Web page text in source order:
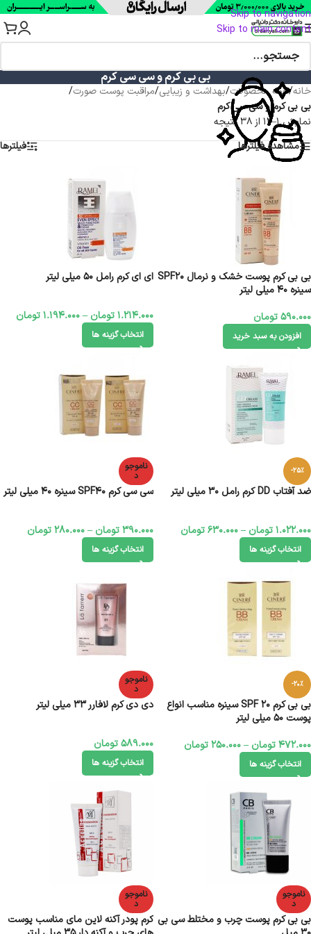
Skip to navigation
Skip to main content
بی بی کرم و سی سی کرم
خانه/همه محصولات/بهداشت و زیبایی/مراقبت پوست صورت/
بی بی کرم و سی سی کرم
نمایش 1–12 از 38 نتیجه
مشاهده فیلترها
فیلترها
بی بی کرم پوست خشک و نرمال SPF20
سینره 40 میلی لیتر
590.000تومان
افزودن به سبد خرید
ای ای کرم رامل 50 میلی لیتر
1.214.000تومان –
1.194.000تومان
انتخاب گزینه ها
-25%
ضد آفتاب DD کرم رامل 30 میلی لیتر
1.022.000تومان –
630.000تومان
انتخاب گزینه ها
ناموجو
د
سی سی کرم SPF۴۰ سینره ۴۰ میلی لیتر
390.000تومان –
280.000تومان
انتخاب گزینه ها
-20%
بی بی کرم SPF ۲۰ سینره مناسب انواع
پوست ۵۰ میلی لیتر
472.000تومان –
250.000تومان
انتخاب گزینه ها
ناموجو
د
دی دی کرم لافارر 33 میلی لیتر
589.000تومان
انتخاب گزینه ها
ناموجو
د
بی بی کرم پوست چرب و مختلط سی بی
ناموجو
د
کرم پودر آکنه لاین مای مناسب پوست